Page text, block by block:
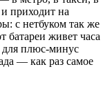
приходит на
с нетбуком так же
батареи живет часа
плюс-минус
— как раз самое